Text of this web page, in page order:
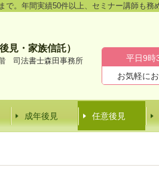
。年間実績50件以上、セミナー講師も務
見・家族信託）
司法書士森田事務所
平日9時
お気軽に
成年後見 任意後見